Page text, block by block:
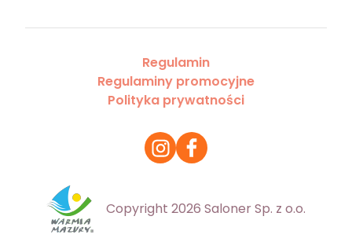
Regulamin
Regulaminy promocyjne
Polityka prywatności
Copyright 2026 Saloner Sp. z o.o.